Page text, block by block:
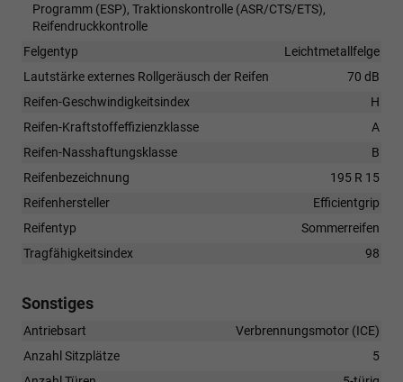
Programm (ESP), Traktionskontrolle (ASR/CTS/ETS),
Reifendruckkontrolle
Felgentyp
Leichtmetallfelge
Lautstärke externes Rollgeräusch der Reifen
70 dB
Reifen-Geschwindigkeitsindex
H
Reifen-Kraftstoffeffizienzklasse
A
Reifen-Nasshaftungsklasse
B
Reifenbezeichnung
195 R 15
Reifenhersteller
Efficientgrip
Reifentyp
Sommerreifen
Tragfähigkeitsindex
98
Sonstiges
Antriebsart
Verbrennungsmotor (ICE)
Anzahl Sitzplätze
5